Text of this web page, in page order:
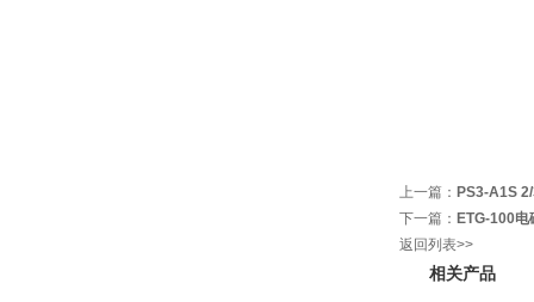
上一篇： PS3-A1S
下一篇： ETG-100
返回列表>>
相关产品